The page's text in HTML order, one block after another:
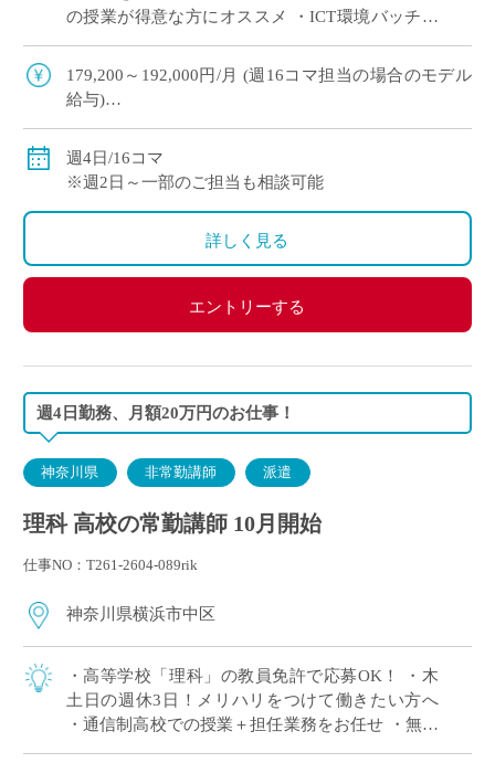
の授業が得意な方にオススメ ・ICT環境バッチリ
179,200～192,000円/月 (週16コマ担当の場合のモデル
給与)
◇交通費別途支給
週4日/16コマ
※週2日～一部のご担当も相談可能
詳しく見る
エントリーする
週4日勤務、月額20万円のお仕事！
神奈川県 非常勤講師 派遣
理科 高校の常勤講師 10月開始
仕事NO：T261-2604-089rik
神奈川県横浜市中区
・高等学校「理科」の教員免許で応募OK！ ・木
土日の週休3日！メリハリをつけて働きたい方へ
・通信制高校での授業＋担任業務をお任せ ・無学